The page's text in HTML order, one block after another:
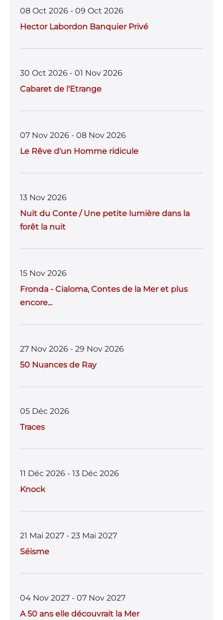
08 Oct 2026 - 09 Oct 2026
Hector Labordon Banquier Privé
30 Oct 2026 - 01 Nov 2026
Cabaret de l'Etrange
07 Nov 2026 - 08 Nov 2026
Le Rêve d'un Homme ridicule
13 Nov 2026
Nuit du Conte / Une petite lumière dans la
forêt la nuit
15 Nov 2026
Fronda - Cialoma, Contes de la Mer et plus
encore...
27 Nov 2026 - 29 Nov 2026
50 Nuances de Ray
05 Déc 2026
Traces
11 Déc 2026 - 13 Déc 2026
Knock
21 Mai 2027 - 23 Mai 2027
Séisme
04 Nov 2027 - 07 Nov 2027
A 50 ans elle découvrait la Mer